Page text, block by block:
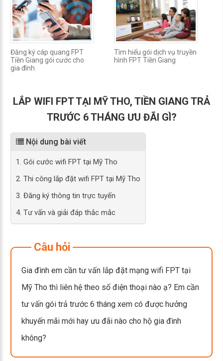
Đăng ký cáp quang FPT
Tiền Giang gói cước cho
gia đình
Tìm hiểu gói dịch vụ truyền
hình FPT Tiền Giang
LẮP WIFI FPT TẠI MỸ THO, TIỀN GIANG TRẢ
TRƯỚC 6 THÁNG ƯU ĐÃI GÌ?
Nội dung bài viết
1. Gói cước wifi FPT tại Mỹ Tho
2. Thi công lắp đặt wifi FPT tại Mỹ Tho
3. Đăng ký thông tin trực tuyến
4. Tư vấn và giải đáp thắc mắc
Câu hỏi
Gia đình em cần tư vấn lắp đặt mạng wifi FPT tại
Mỹ Tho thì liên hệ theo số điện thoại nào ạ? Em cần
tư vấn gói trả trước 6 tháng xem có được hưởng
khuyến mãi mới hay ưu đãi nào cho hộ gia đình
không?